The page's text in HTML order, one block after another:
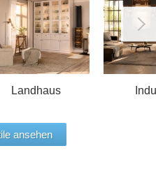
Landhaus
ansehen